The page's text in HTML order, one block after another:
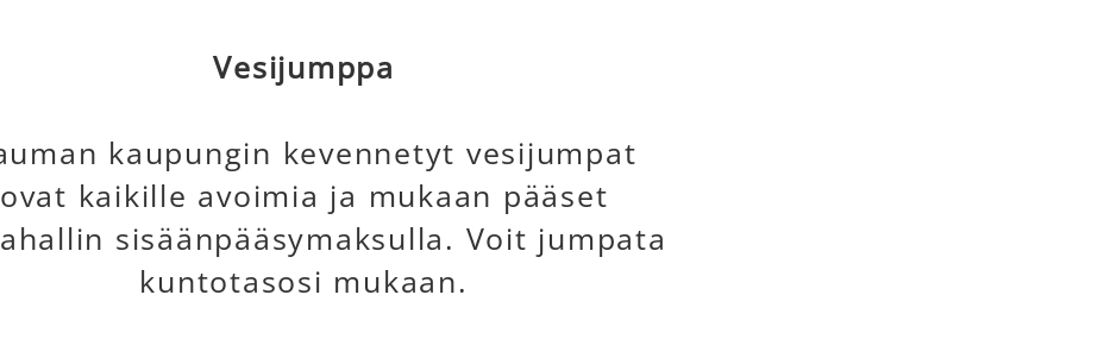
Vesijumppa
kaupungin kevennetyt vesijumpat
ovat kaikille avoimia ja mukaan pääset
sisäänpääsymaksulla. Voit jumpata
kuntotasosi mukaan.